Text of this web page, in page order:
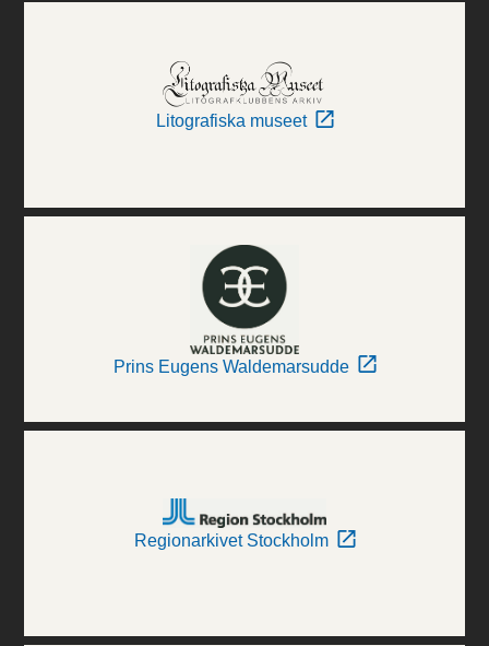
Litografiska museet
Prins Eugens Waldemarsudde
Regionarkivet Stockholm